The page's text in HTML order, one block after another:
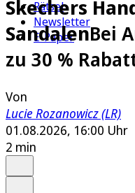
Rätsel
Newsletter
E-Paper
Skechers
SandalenBei
zu 30 %
Von
Lucie Rozanowicz (LR)
01.08.2026, 16:00 Uhr
2 min